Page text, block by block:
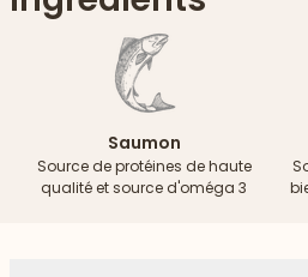
Saumon
Source de protéines de haute
qualité et source d'oméga 3